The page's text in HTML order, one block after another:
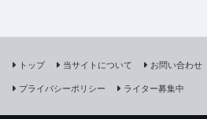
トップ 当サイトについて お問い合わせ
プライバシーポリシー
ライター募集中